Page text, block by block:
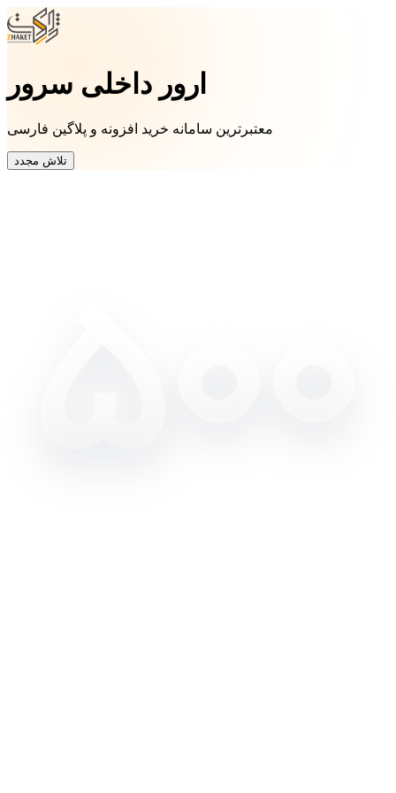
ارور داخلی سرور
معتبرترین سامانه خرید افزونه و پلاگین فارسی
تلاش مجدد